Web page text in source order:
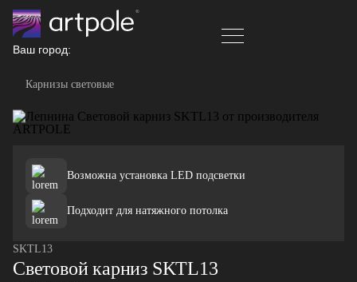
Ваш город:
Карнизы световые
Возможна установка LED подсветки
Подходит для натяжного потолка
SKTL13
Световой карниз SKTL13